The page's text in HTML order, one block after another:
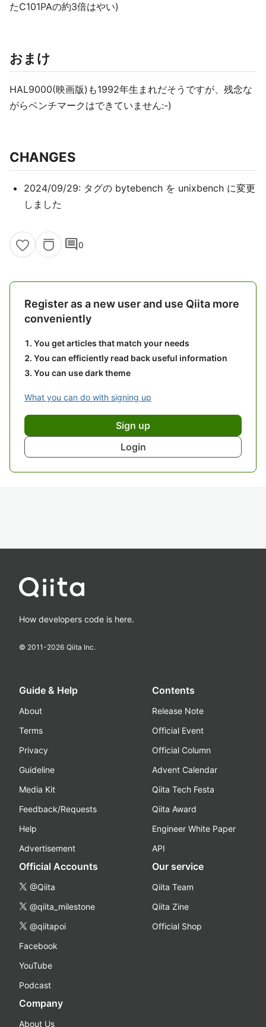
たC101PAの約3倍はやい)
おまけ
HAL9000(映画版)も1992年生まれだそうですが、残念な
がらベンチマークはできていません:-)
CHANGES
2024/09/29: タグの bytebench を unixbench に変更
しました
comment0
Register as a new user and use Qiita more
conveniently
You get articles that match your needs
You can efficiently read back useful information
You can use dark theme
What you can do with signing up
Sign up
Login
How developers code is here.
© 2011-2026 Qiita Inc.
Guide & Help
About
Terms
Privacy
Guideline
Media Kit
Feedback/Requests
Help
Advertisement
Contents
Release Note
Official Event
Official Column
Advent Calendar
Qiita Tech Festa
Qiita Award
Engineer White Paper
API
Official Accounts
@Qiita
@qiita_milestone
@qiitapoi
Facebook
YouTube
Podcast
Our service
Qiita Team
Qiita Zine
Official Shop
Company
About Us